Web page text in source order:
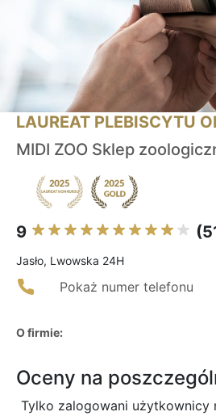
LAUREAT PLEBISCYTU
MIDI ZOO Sklep
9
Jasło, Lwowska 24H
Pokaż numer telefonu
O firmie:
Oceny na
Tylko zalogowani użytkownicy